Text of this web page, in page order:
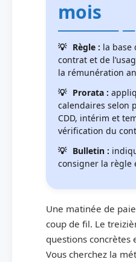
mois
Règle : la base
contrat et de
la rémunération
Prorata :
calendaires selon
CDD, intérim et
vérification du
Bulletin :
consigner la règle
Une matinée de
coup de fil. Le
questions concrètes
Vous cherchez la